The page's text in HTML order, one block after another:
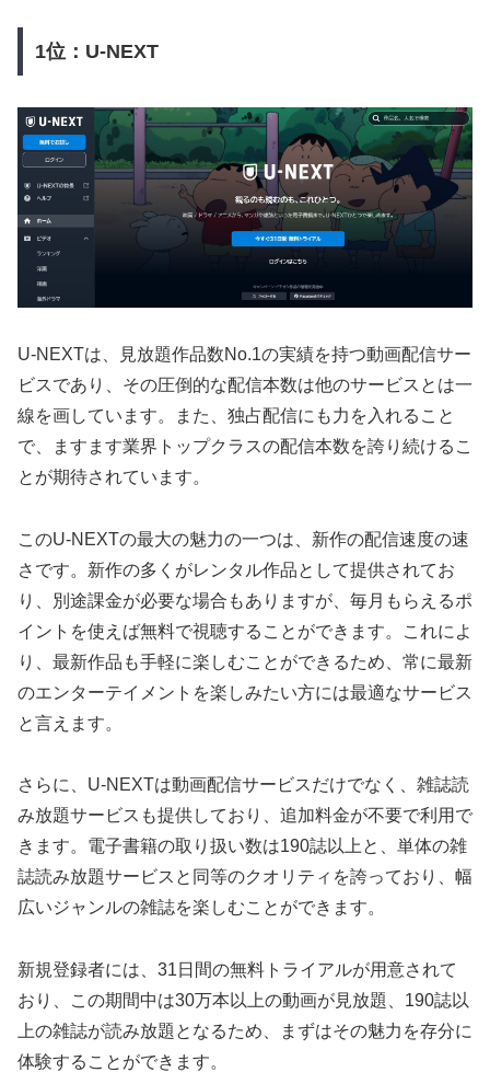
1位：U-NEXT
U-NEXTは、見放題作品数No.1の実績を持つ動画配信サー
ビスであり、その圧倒的な配信本数は他のサービスとは一
線を画しています。また、独占配信にも力を入れること
で、ますます業界トップクラスの配信本数を誇り続けるこ
とが期待されています。
このU-NEXTの最大の魅力の一つは、新作の配信速度の速
さです。新作の多くがレンタル作品として提供されてお
り、別途課金が必要な場合もありますが、毎月もらえるポ
イントを使えば無料で視聴することができます。これによ
り、最新作品も手軽に楽しむことができるため、常に最新
のエンターテイメントを楽しみたい方には最適なサービス
と言えます。
さらに、U-NEXTは動画配信サービスだけでなく、雑誌読
み放題サービスも提供しており、追加料金が不要で利用で
きます。電子書籍の取り扱い数は190誌以上と、単体の雑
誌読み放題サービスと同等のクオリティを誇っており、幅
広いジャンルの雑誌を楽しむことができます。
新規登録者には、31日間の無料トライアルが用意されて
おり、この期間中は30万本以上の動画が見放題、190誌以
上の雑誌が読み放題となるため、まずはその魅力を存分に
体験することができます。